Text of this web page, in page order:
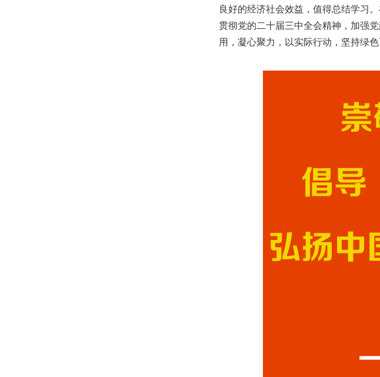
良好的经济社会效益，值得总结学习
贯彻党的二十届三中全会精神，加强
用，凝心聚力，以实际行动，坚持绿